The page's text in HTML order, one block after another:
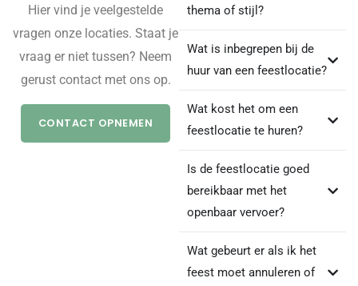
Hier vind je veelgestelde
vragen onze locaties. Staat je
vraag er niet tussen? Neem
gerust contact met ons op.
CONTACT OPNEMEN
thema of stijl?
Wat is inbegrepen bij de
huur van een feestlocatie?
Wat kost het om een
feestlocatie te huren?
Is de feestlocatie goed
bereikbaar met het
openbaar vervoer?
Wat gebeurt er als ik het
feest moet annuleren of